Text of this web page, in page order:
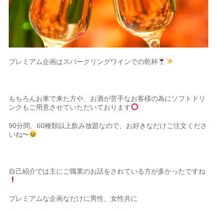
プレミアム企画はスパークリングワインでの乾杯
もちろんお車で来た方や、お酒が苦手なお客様の為にソフトドリ
ンクもご用意させていただいております
90分間、60種類以上飲み放題なので、お好きなだけご注文くださ
いね〜
自己紹介では主にご職業のお話をされている方が多かったですね
プレミアムな企画なだけに男性、女性共に